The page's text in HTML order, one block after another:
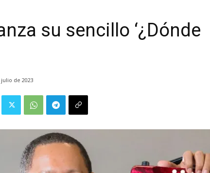
su sencillo ‘¿Dónde
julio de 2023